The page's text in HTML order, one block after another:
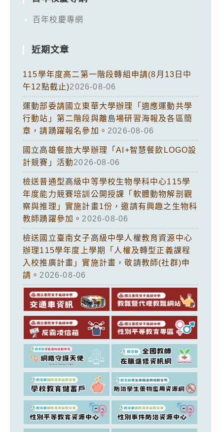
百年校慶專網
近期文章
115學年度高二第一階段轉組申請(8月13日中
午12點截止)2026-08-06
運動部委請國立東華大學辦理「適應運動共學
行動站」第二階段與離島場研習海報及各區簡
章，請踴躍報名參加。 2026-08-06
國立高雄餐旅大學辦理「AI+智慧餐飲LOGO設
計競賽」活動2026-08-06
檢送普通型高級中等學校生物學科中心115學
年度能力競賽培訓公開授課「軟體動物解剖觀
察與推理」實施計畫1份，邀請有興趣之生物科
教師踴躍參加。 2026-08-06
檢送國立臺南女子高級中學人權教育資源中心
辦理115學年度上學期「人權及轉型正義課程
入校推廣計畫」實施計畫，敬請教師(社群)申
請。 2026-08-06